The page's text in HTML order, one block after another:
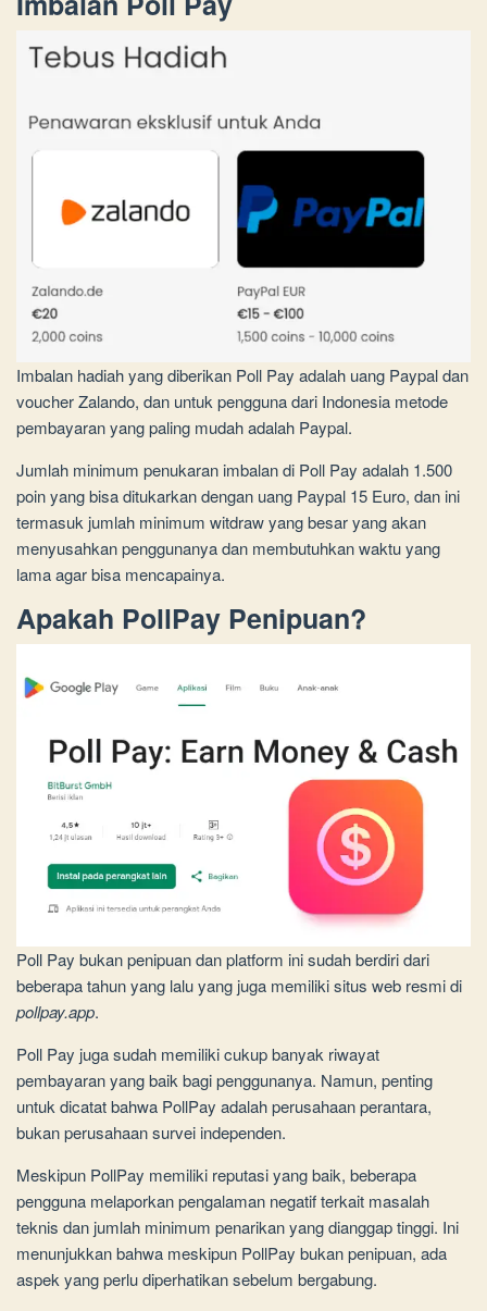
Imbalan hadiah yang diberikan Poll Pay adalah uang Paypal dan
voucher Zalando, dan untuk pengguna dari Indonesia metode
pembayaran yang paling mudah adalah Paypal.
Jumlah minimum penukaran imbalan di Poll Pay adalah 1.500
poin yang bisa ditukarkan dengan uang Paypal 15 Euro, dan ini
termasuk jumlah minimum witdraw yang besar yang akan
menyusahkan penggunanya dan membutuhkan waktu yang
lama agar bisa mencapainya.
Apakah PollPay Penipuan?
Poll Pay bukan penipuan dan platform ini sudah berdiri dari
beberapa tahun yang lalu yang juga memiliki situs web resmi di
pollpay.app.
Poll Pay juga sudah memiliki cukup banyak riwayat
pembayaran yang baik bagi penggunanya. Namun, penting
untuk dicatat bahwa PollPay adalah perusahaan perantara,
bukan perusahaan survei independen.
Meskipun PollPay memiliki reputasi yang baik, beberapa
pengguna melaporkan pengalaman negatif terkait masalah
teknis dan jumlah minimum penarikan yang dianggap tinggi. Ini
menunjukkan bahwa meskipun PollPay bukan penipuan, ada
aspek yang perlu diperhatikan sebelum bergabung.